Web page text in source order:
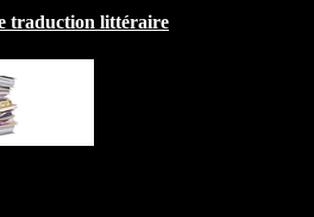
traduction littéraire